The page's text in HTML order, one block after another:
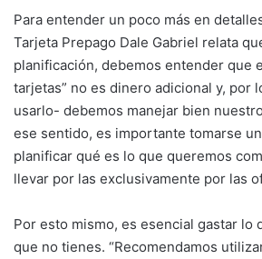
Para entender un poco más en
Tarjeta Prepago Dale Gabriel relata
planificación, debemos entender que
tarjetas” no es dinero adicional y, por
usarlo- debemos manejar bien
ese sentido, es importante tomarse
planificar qué es lo que queremos
llevar por las exclusivamente por las
Por esto mismo, es esencial gastar lo
que no tienes. “Recomendamos